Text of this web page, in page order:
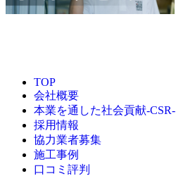
TOP
会社概要
本業を通した社会貢献-CSR-
採用情報
協力業者募集
施工事例
口コミ評判